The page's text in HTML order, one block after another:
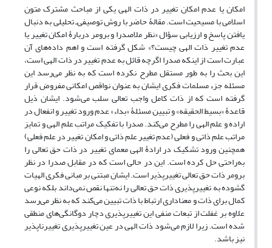
امکان یا عدم امکان تغییر در ذات الهی یکی از مباحث مشترک متون
اسلامی با مسیحیت است. مقالۀ حاضر با روش توصیفی‌ـ تحلیلی به دنبال
یافتن پاسخ و ارزیابی سؤال «نظر ملاصدرا و برومر دربارۀ امکان تغییر یا
عدم تغییر ذات الهی چیست؟» شکل گرفته است و اهم داده‌های آن
عبارت است از اینکه صدرا اگرچه قائل به عدم تغییر در ذات الهی است،
این بحث را به طور مستقل مطرح نکرده است که به نظر می‌رسد این
مسئله جزء مسلمات فکری ایشان به عنوان نواقص امکانی مفروض قرار
گرفته است که از ذات کامل واجب تعالی سلب می‌شود. ایشان ذیل
قاعدۀ «بسیط الحقیقه» و تبیین مسئلۀ «بداء» عدم ورود تغییر و انفعال در
اراده و علم الهی را مطرح می‌کند. صدرا با تفکیک مراتب علم الهی و تمایز
مراتب علم ذاتی و فعلی (عدم تغییر علم ذاتی و امکان تغییر در علم فعلی)
همچنین ورود تشکیک در ارادۀ الهی معمای تغییر در ذات حق تعالی را
به‌راحتی حل کرده است. این در حالی است که در مقابل صدرا در نظر
برومر ذات حق تعالی تغییرپذیر است. ایشان مبتنی بر مبانی فکری الهیات
گشوده به تغییرپذیری ذات حق تعالی را نه‌تنها نقص نمی‌داند بلکه نوعی
کمال برای ذات و معناداری ارتباط با ذات تبیین می‌کند که به نظر می‌رسد
علاوه بر غفلت از تبعات منفی این تغییرپذیری دچار دوگانگی‌های منطقی
شده است. زیرا لازم می‌شود ذات الهی در عین تغییرپذیری تغییرناپذیر
نیز باشد.